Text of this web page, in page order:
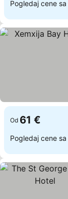
Pogledaj cene sa
Od 61 €
Pogledaj cene sa